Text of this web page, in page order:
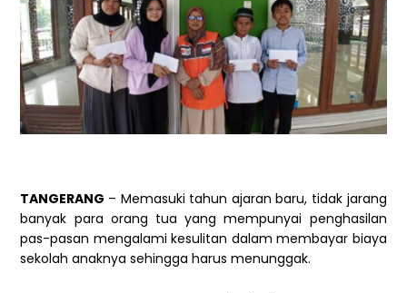
TANGERANG – Memasuki tahun ajaran baru, tidak jarang
banyak para orang tua yang mempunyai penghasilan
pas-pasan mengalami kesulitan dalam membayar biaya
sekolah anaknya sehingga harus menunggak.